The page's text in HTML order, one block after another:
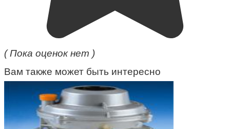
( Пока оценок нет )
Вам также может быть интересно